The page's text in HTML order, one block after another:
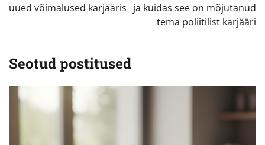
uued võimalused karjääris ja kuidas see on mõjutanud
tema poliitilist karjääri
Seotud postitused